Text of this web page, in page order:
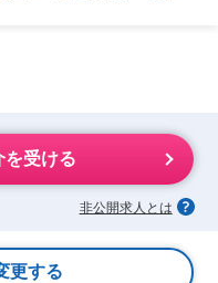
を受ける
非公開求人とは
更する